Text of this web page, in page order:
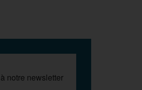
notre newsletter